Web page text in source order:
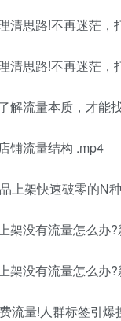
清思路!不再迷茫
清思路!不再迷茫
解流量本质，才
铺流量结构 .mp4
上架快速破零的N
架没有流量怎么
架没有流量怎么
流量!人群标签引